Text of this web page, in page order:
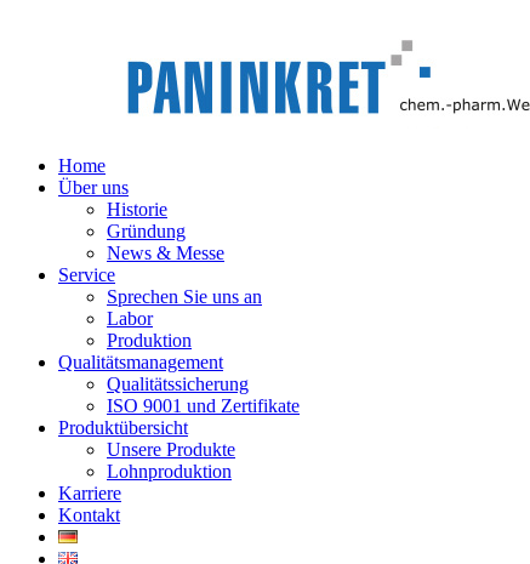
Home
Über uns
Historie
Gründung
News & Messe
Service
Sprechen Sie uns an
Labor
Produktion
Qualitätsmanagement
Qualitätssicherung
ISO 9001 und Zertifikate
Produktübersicht
Unsere Produkte
Lohnproduktion
Karriere
Kontakt